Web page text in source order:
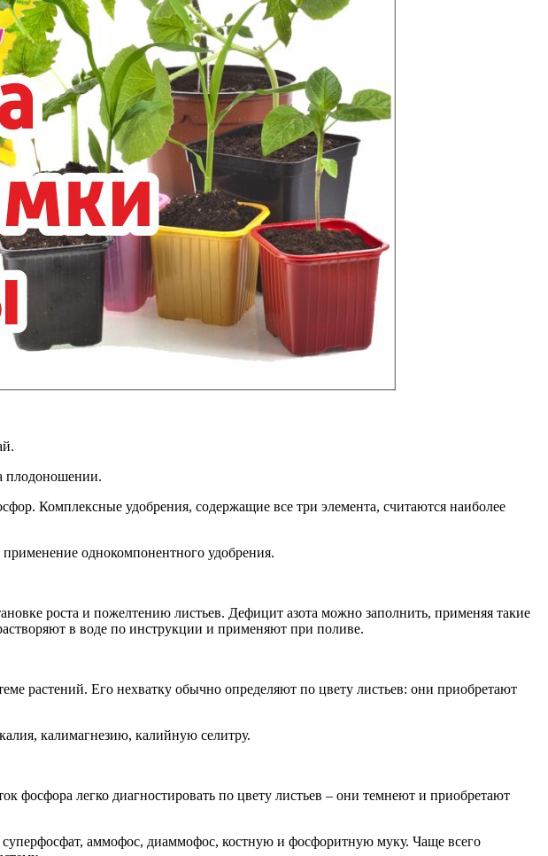
плодоношении.
Комплексные удобрения, содержащие все три элемента, считаются наиболее
однокомпонентного удобрения.
роста и пожелтению листьев. Дефицит азота можно заполнить, применяя такие
в воде по инструкции и применяют при поливе.
растений. Его нехватку обычно определяют по цвету листьев: они приобретают
калимагнезию, калийную селитру.
фосфора легко диагностировать по цвету листьев – они темнеют и приобретают
аммофос, диаммофос, костную и фосфоритную муку. Чаще всего